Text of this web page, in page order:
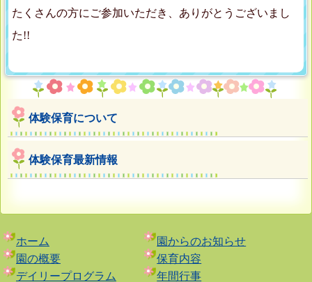
たくさんの方にご参加いただき、ありがとうございまし
た!!
体験保育について
体験保育最新情報
ホーム
園からのお知らせ
園の概要
保育内容
デイリープログラム
年間行事